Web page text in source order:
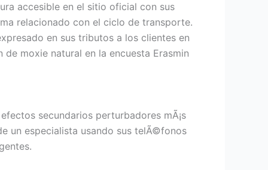
accesible en el sitio oficial con sus
relacionado con el ciclo de transporte.
en sus tributos a los clientes en
moxie natural en la encuesta Erasmin
secundarios perturbadores mÃ¡s
un especialista usando sus telÃ©fonos